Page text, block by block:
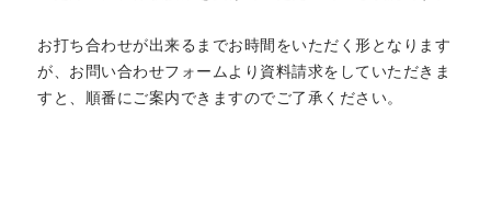
お打ち合わせが出来るまでお時間をいただく形となります
が、お問い合わせフォームより資料請求をしていただきま
すと、順番にご案内できますのでご了承ください。